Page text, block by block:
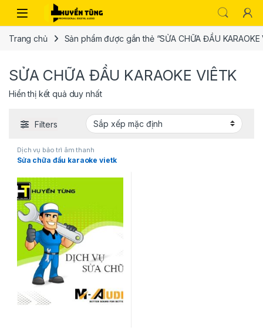
Trang chủ Sản phẩm được gắn thẻ “SỬA CHỮA ĐẦU KARAOKE
SỬA CHỮA ĐẦU KARAOKE VIÊTK
Hiển thị kết quả duy nhất
Filters
Dịch vụ bảo trì âm thanh
Sửa chữa đầu karaoke vietk